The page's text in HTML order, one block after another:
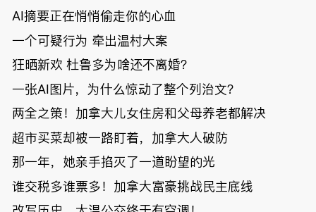
AI摘要正在悄悄偷走你的心血
一个可疑行为 牵出温村大案
狂晒新欢 杜鲁多为啥还不离婚？
一张AI图片，为什么惊动了整个列治文？
两全之策！加拿大儿女住房和父母养老都解决
超市买菜却被一路盯着，加拿大人破防
那一年，她亲手掐灭了一道盼望的光
谁交税多谁票多！加拿大富豪挑战民主底线